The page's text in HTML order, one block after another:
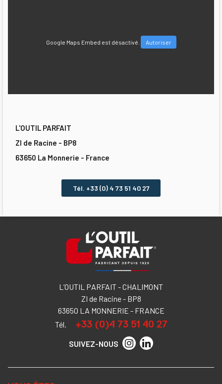
Google Maps Embed est désactivé. Autoriser
L'OUTIL PARFAIT
ZI de Racine - BP8
63650 La Monnerie - France
Tél. +33 (0) 4 73 51 40 27
L’OUTIL PARFAIT - CHALIMONT
ZI de Racine - BP8
63650 LA MONNERIE - FRANCE
Tél.
+33 (0)4 73 51 40 27
SUIVEZ-NOUS